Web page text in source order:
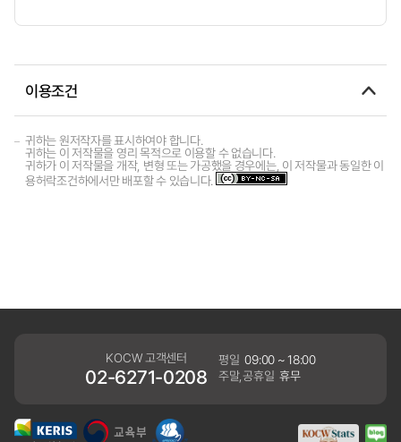
이용조건
귀하는 원저작자를 표시하여야 합니다.
귀하는 이 저작물을 영리 목적으로 이용할 수 없습니다.
귀하가 이 저작물을 개작, 변형 또는 가공했을 경우에는, 이 저작물과 동일한 이
용허락조건하에서만 배포할 수 있습니다.
KOCW 고객센터
02-6271-0208
평일 09:00 ~ 18:00
주말,공휴일 휴무